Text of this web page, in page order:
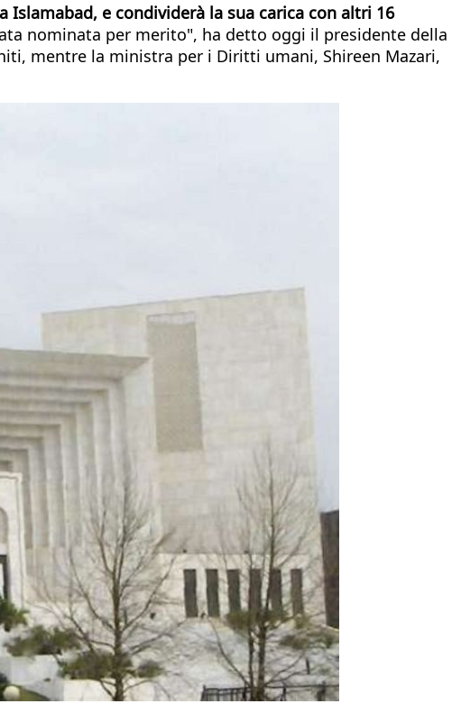
e condividerà la sua carica con altri 16
nominata per merito", ha detto oggi il presidente della
mentre la ministra per i Diritti umani, Shireen Mazari,